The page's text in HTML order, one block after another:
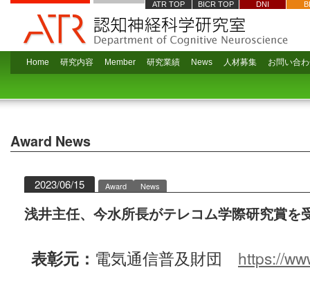
ATR TOP BICR TOP DNI
Home 研究内容 Member 研究業績 News 人材募集 お問い合
Award News
2023/06/15 Award News
浅井主任、今水所長がテレコム学際研究賞を
表彰元： 電気通信普及財団 https://